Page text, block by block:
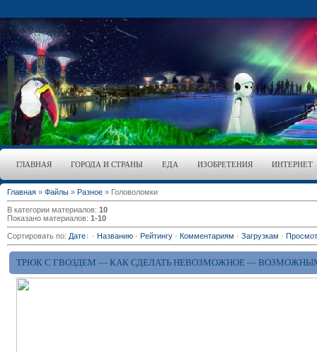
ГЛАВНАЯ ГОРОДА И СТРАНЫ ЕДА ИЗОБРЕТЕНИЯ ИНТЕРНЕТ
Главная » Файлы » Разное » Головоломки
В категории материалов: 10
Показано материалов: 1-10
Сортировать по: Дате · Названию · Рейтингу · Комментариям · Загрузкам ·
ТРЮК С ГВОЗДЕМ — КАК СДЕЛАТЬ НЕВОЗМОЖНОЕ —